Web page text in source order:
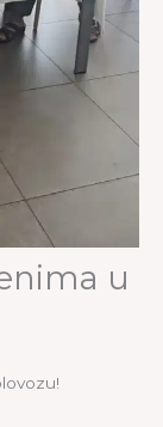
u